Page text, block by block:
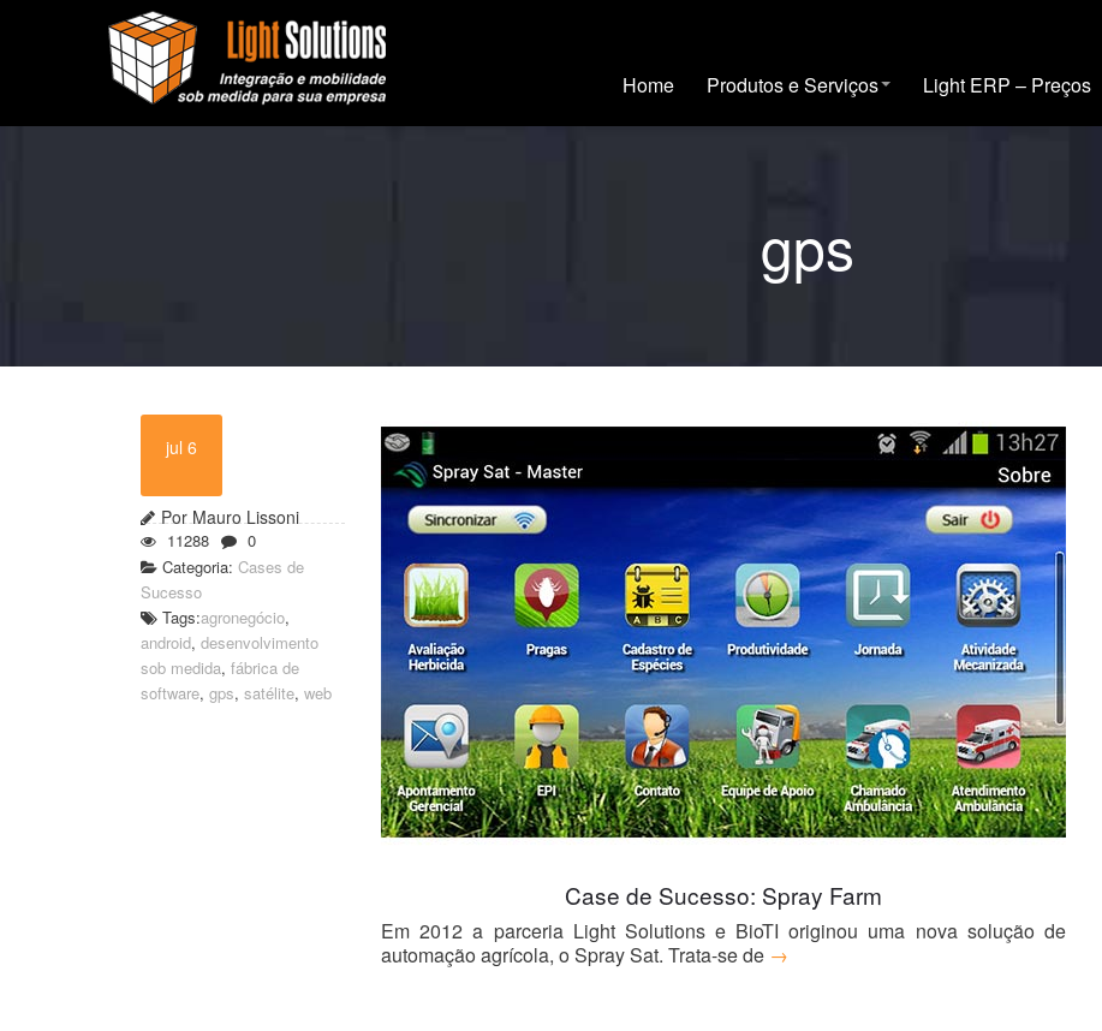
Home Produtos e Serviços Light ERP – Preços
gps
jul 6
Por Mauro Lissoni
11288
0
Categoria: Cases de
Sucesso
Tags:agronegócio,
android, desenvolvimento
sob medida, fábrica de
software, gps, satélite, web
Case de Sucesso: Spray Farm
Em 2012 a parceria Light Solutions e BioTI originou uma nova solução de
automação agrícola, o Spray Sat. Trata-se de →